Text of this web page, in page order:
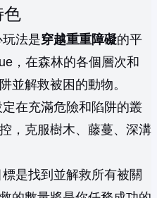
色
法是穿越重重障礙的平
，在森林的各個層次和
並解救被困的動物。
在充滿危險和陷阱的叢
，克服樹木、藤蔓、深溝
是找到並解救所有被關